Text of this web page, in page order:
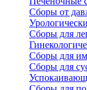
Сборы от
Сборы для
Сборы для
Сборы для